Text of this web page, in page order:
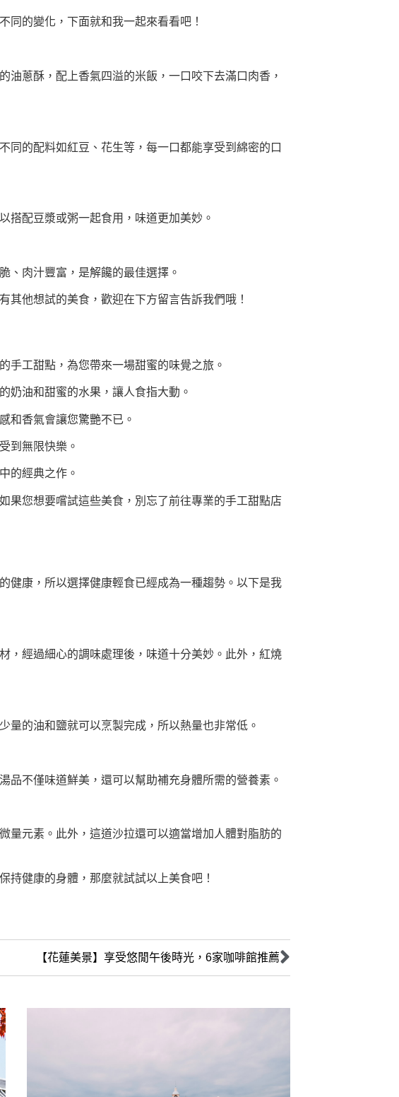
同的變化，下面就和我一起來看看吧！
蔥酥，配上香氣四溢的米飯，一口咬下去滿口肉香，
同的配料如紅豆、花生等，每一口都能享受到綿密的口
搭配豆漿或粥一起食用，味道更加美妙。
、肉汁豐富，是解饞的最佳選擇。
他想試的美食，歡迎在下方留言告訴我們哦！
手工甜點，為您帶來一場甜蜜的味覺之旅。
奶油和甜蜜的水果，讓人食指大動。
和香氣會讓您驚艷不已。
到無限快樂。
的經典之作。
果您想要嚐試這些美食，別忘了前往專業的手工甜點店
健康，所以選擇健康輕食已經成為一種趨勢。以下是我
，經過細心的調味處理後，味道十分美妙。此外，紅燒
量的油和鹽就可以烹製完成，所以熱量也非常低。
不僅味道鮮美，還可以幫助補充身體所需的營養素。
量元素。此外，這道沙拉還可以適當增加人體對脂肪的
持健康的身體，那麼就試試以上美食吧！
【花蓮美景】享受悠閒午後時光，6家咖啡館推薦